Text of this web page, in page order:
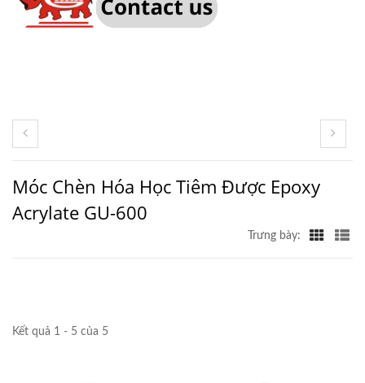
Móc Chèn Hóa Học Tiêm Được Epoxy
Acrylate GU-600
Trưng bày:
Kết quả 1 - 5 của 5